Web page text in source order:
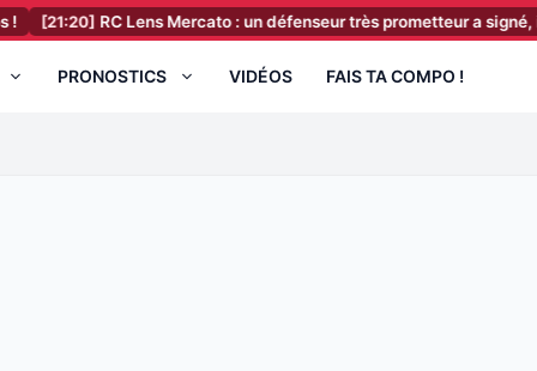
RC Lens Mercato : un défenseur très prometteur a signé, il vient
PRONOSTICS VIDÉOS FAIS TA COMPO !